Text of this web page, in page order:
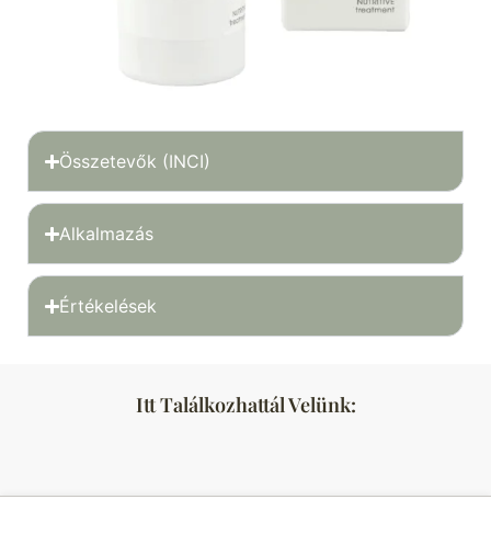
Összetevők (INCI)
Alkalmazás
Értékelések
Itt Találkozhattál Velünk: